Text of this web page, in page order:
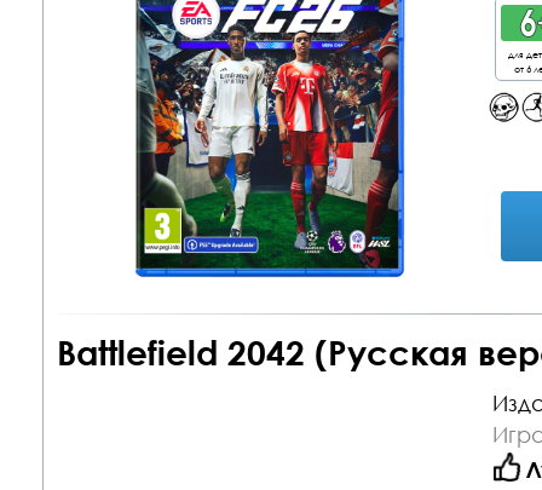
для
от 6
Battlefield 2042 (Русская